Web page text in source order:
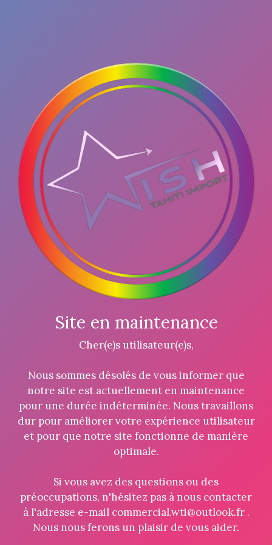
Site en maintenance
Cher(e)s utilisateur(e)s,
Nous sommes désolés de vous informer que
notre site est actuellement en maintenance
pour une durée indéterminée. Nous travaillons
dur pour améliorer votre expérience utilisateur
et pour que notre site fonctionne de manière
optimale.
Si vous avez des questions ou des
préoccupations, n'hésitez pas à nous contacter
à l'adresse e-mail commercial.wti@outlook.fr .
Nous nous ferons un plaisir de vous aider.